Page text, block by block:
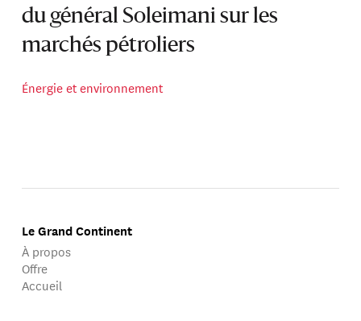
du général Soleimani sur les
marchés pétroliers
Énergie et environnement
Le Grand Continent
À propos
Offre
Accueil